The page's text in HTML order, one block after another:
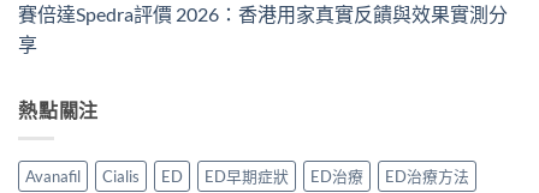
賽倍達Spedra評價 2026：香港用家真實反饋與效果實測分
享
熱點關注
Avanafil Cialis ED ED早期症狀 ED治療
ED治療方法